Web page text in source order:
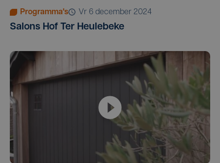
Programma's vr 6 december 2024
Salons Hof Ter Heulebeke